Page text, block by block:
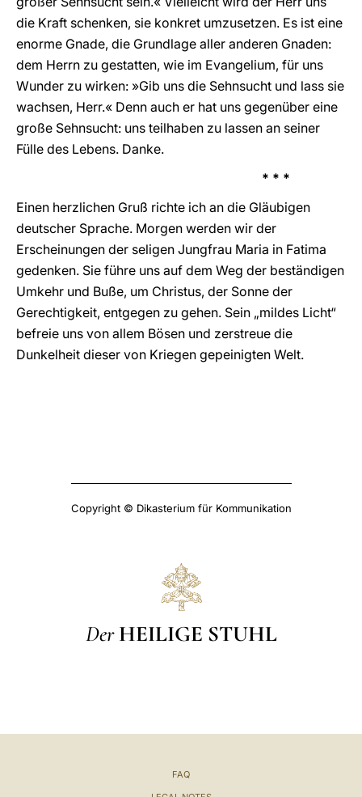
die Kraft schenken, sie konkret umzusetzen. Es ist eine
enorme Gnade, die Grundlage aller anderen Gnaden:
dem Herrn zu gestatten, wie im Evangelium, für uns
Wunder zu wirken: »Gib uns die Sehnsucht und lass sie
wachsen, Herr.« Denn auch er hat uns gegenüber eine
große Sehnsucht: uns teilhaben zu lassen an seiner
Fülle des Lebens. Danke.
* * *
Einen herzlichen Gruß richte ich an die Gläubigen
deutscher Sprache. Morgen werden wir der
Erscheinungen der seligen Jungfrau Maria in Fatima
gedenken. Sie führe uns auf dem Weg der beständigen
Umkehr und Buße, um Christus, der Sonne der
Gerechtigkeit, entgegen zu gehen. Sein „mildes Licht“
befreie uns von allem Bösen und zerstreue die
Dunkelheit dieser von Kriegen gepeinigten Welt.
Copyright © Dikasterium für Kommunikation
Der HEILIGE STUHL
FAQ